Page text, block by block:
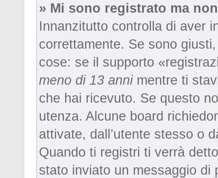
» Mi sono registrato ma
Innanzitutto controlla di aver
correttamente. Se sono
cose: se il supporto
meno di 13 annimentre ti
che hai ricevuto. Se questo
utenza. Alcune board
attivate, dall’utente stesso o
Quando ti registri ti verrà
stato inviato un messaggio